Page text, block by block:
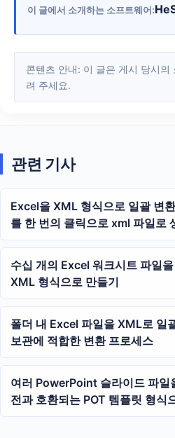
이 글에서 소개하는 소프트웨어
콘텐츠 안내: 이 글은 게시 당시의 소프트웨어 버전을 기준으로 작성되었습니다. 화면과 기능은 업데이트에 따라 변경될 수 있으므로 현재 소프트웨어를 기준으로 확인해 주세요. 잘못된 내용을 발견하면 알
려 주세요.
관련 기사
Excel을 XML 형식으로 일괄 변
를 한 번의 클릭으로 xml 파일로
수십 개의 Excel 워크시트 파일
XML 형식으로 만들기
폴더 내 Excel 파일을 XML로 일
보관에 적합한 변환 프로세스
여러 PowerPoint 슬라이드 파
전과 호환되는 POT 템플릿 형식